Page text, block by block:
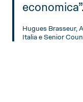
economica”.
Hugues Brasseur,
Italia e Senior